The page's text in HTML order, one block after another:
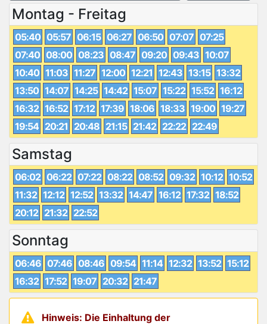
Montag - Freitag
05:40 05:57 06:15 06:27 06:50 07:07 07:25
07:40 08:00 08:23 08:47 09:20 09:43 10:07
10:40 11:03 11:27 12:00 12:21 12:43 13:15 13:32
13:50 14:07 14:25 14:42 15:07 15:22 15:52 16:12
16:32 16:52 17:12 17:39 18:06 18:33 19:00 19:27
19:54 20:21 20:48 21:15 21:42 22:22 22:49
Samstag
06:02 06:22 07:22 08:22 08:52 09:32 10:12 10:52
11:32 12:12 12:52 13:32 14:47 16:12 17:32 18:52
20:12 21:32 22:52
Sonntag
06:46 07:46 08:46 09:54 11:14 12:32 13:52 15:12
16:32 17:52 19:07 20:32 21:47
Hinweis: Die Einhaltung der